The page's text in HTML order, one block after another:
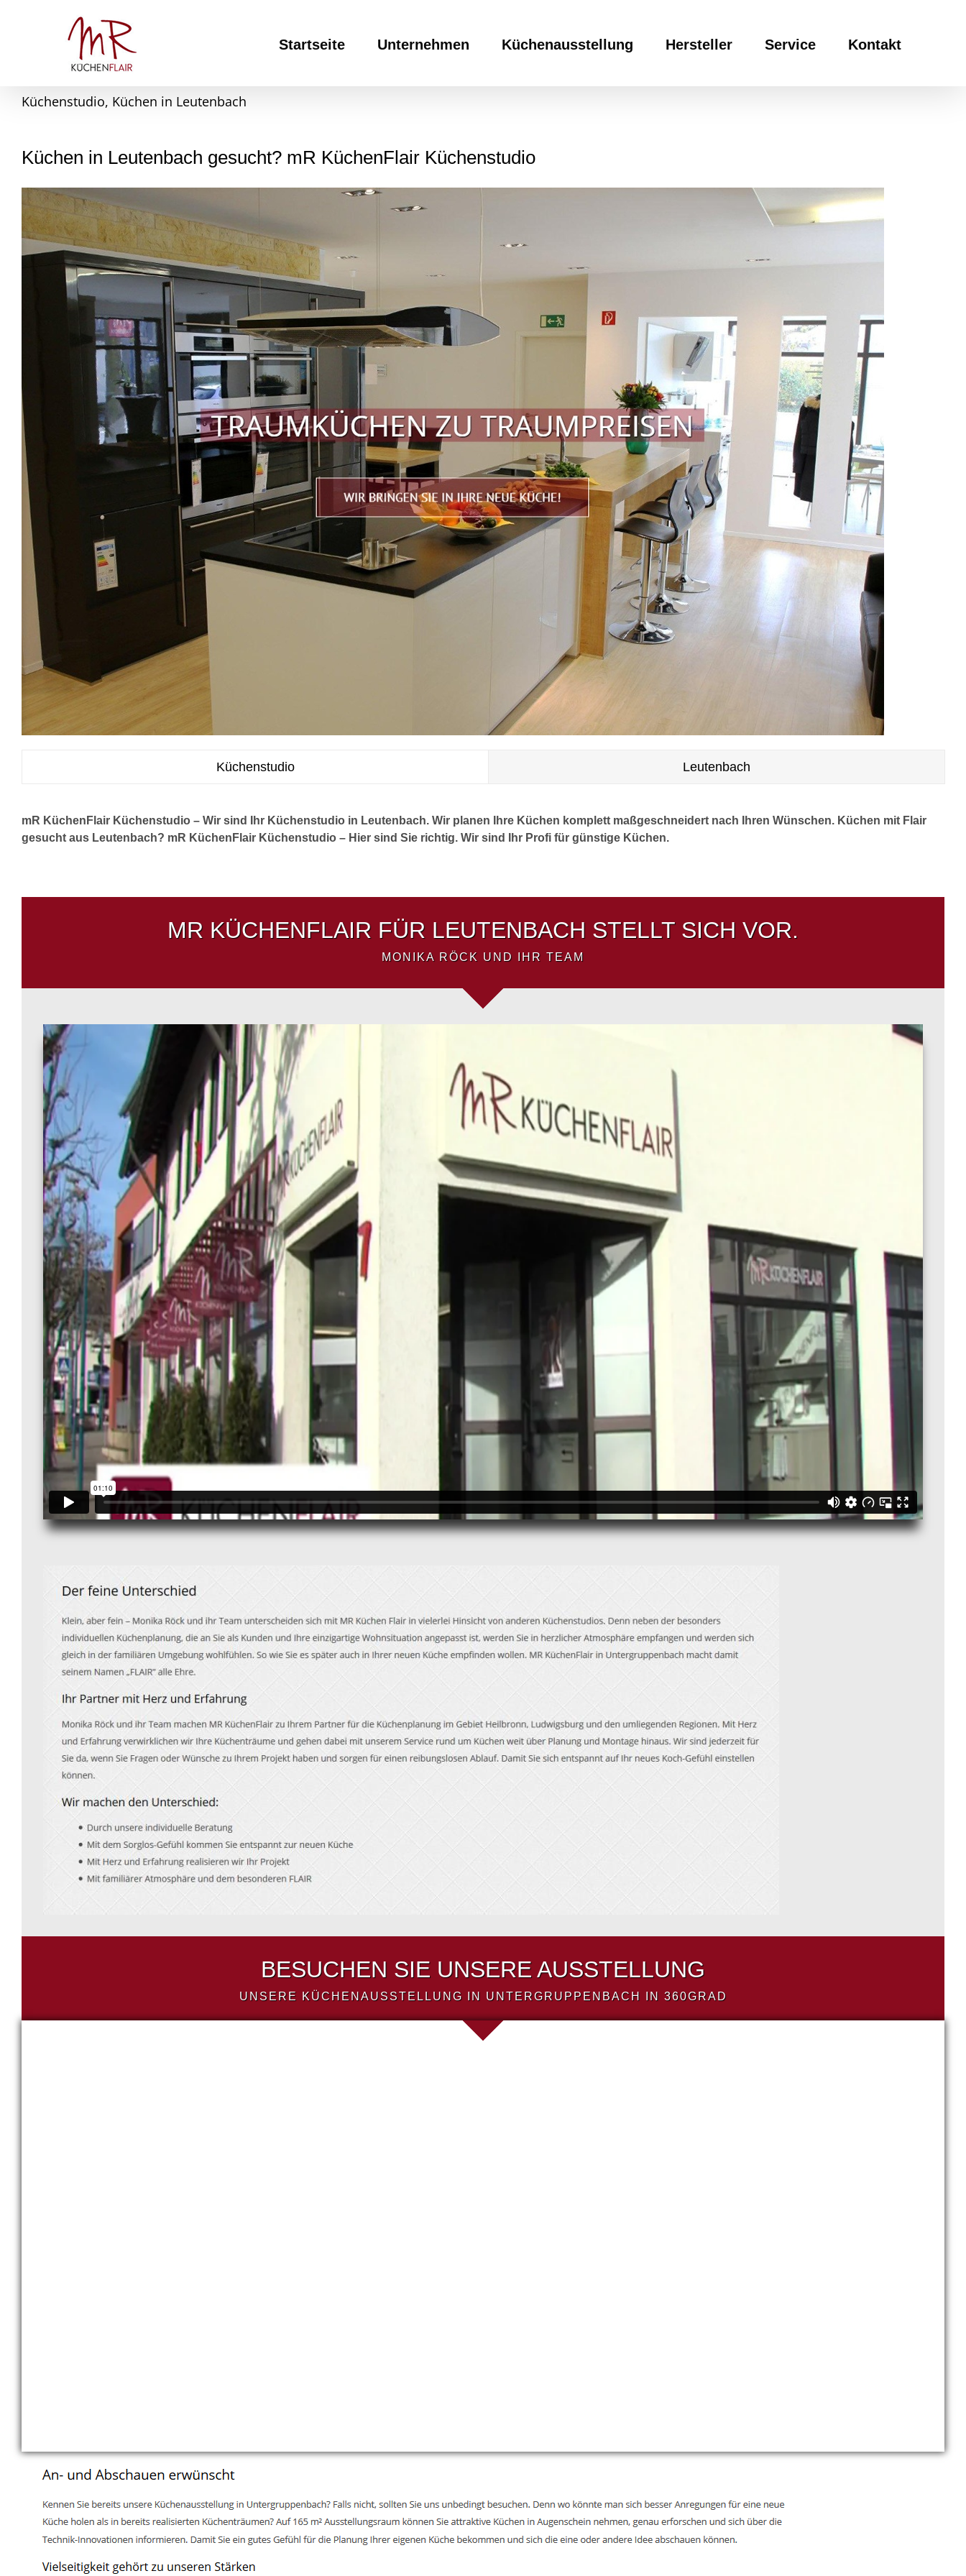
Startseite Unternehmen Küchenausstellung Hersteller Service Kontakt
Küchenstudio, Küchen in Leutenbach
Küchen in Leutenbach gesucht? mR KüchenFlair Küchenstudio
Küchenstudio Leutenbach
mR KüchenFlair Küchenstudio – Wir sind Ihr Küchenstudio in Leutenbach. Wir planen Ihre Küchen komplett maßgeschneidert nach Ihren Wünschen. Küchen mit Flair
gesucht aus Leutenbach? mR KüchenFlair Küchenstudio – Hier sind Sie richtig. Wir sind Ihr Profi für günstige Küchen.
MR KÜCHENFLAIR FÜR LEUTENBACH STELLT SICH VOR.
MONIKA RÖCK UND IHR TEAM
BESUCHEN SIE UNSERE AUSSTELLUNG
UNSERE KÜCHENAUSSTELLUNG IN UNTERGRUPPENBACH IN 360GRAD